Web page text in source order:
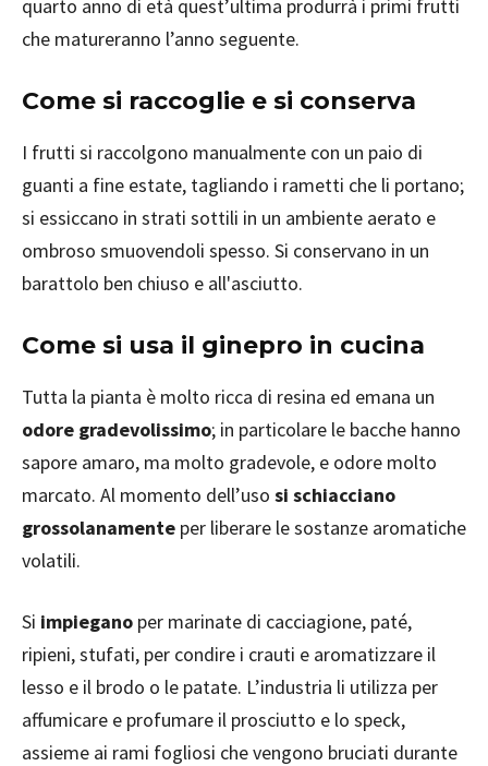
quarto anno di età quest’ultima produrrà i primi frutti
che matureranno l’anno seguente.
Come si raccoglie e si conserva
I frutti si raccolgono manualmente con un paio di
guanti a fine estate, tagliando i rametti che li portano;
si essiccano in strati sottili in un ambiente aerato e
ombroso smuovendoli spesso. Si conservano in un
barattolo ben chiuso e all'asciutto.
Come si usa il ginepro in cucina
Tutta la pianta è molto ricca di resina ed emana un
odore gradevolissimo; in particolare le bacche hanno
sapore amaro, ma molto gradevole, e odore molto
marcato. Al momento dell’uso si schiacciano
grossolanamente per liberare le sostanze aromatiche
volatili.
Si impiegano per marinate di cacciagione, paté,
ripieni, stufati, per condire i crauti e aromatizzare il
lesso e il brodo o le patate. L’industria li utilizza per
affumicare e profumare il prosciutto e lo speck,
assieme ai rami fogliosi che vengono bruciati durante